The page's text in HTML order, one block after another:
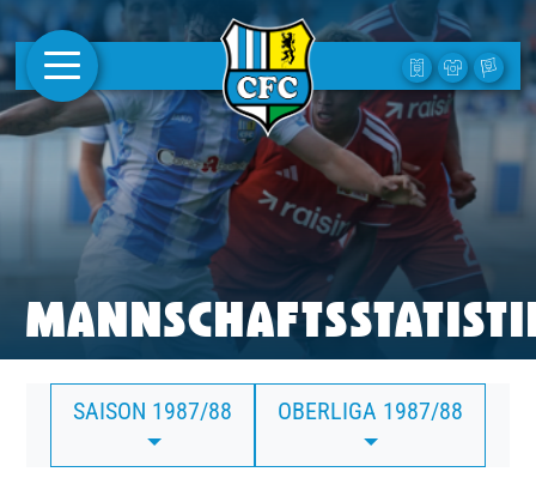
AKTUELLES
1. MANNSCHAFT
FRAUEN
CAMPUS
CLUB
CLUBMITGLIEDSCHAFT
BUSINESS
SAISON 1987/88 OBERLIGA 1987/88